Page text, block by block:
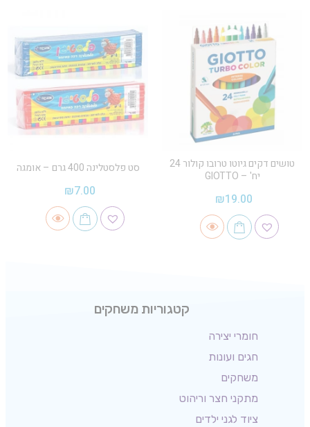
טושים דקים גיוטו טרובו קולור 24
יח' – GIOTTO
₪19.00
סט פלסטלינה 400 גרם – אומגה
₪7.00
קטגוריות משחקים
חומרי יצירה
חגים ועונות
משחקים
מתקני חצר וריהוט
ציוד לגני ילדים